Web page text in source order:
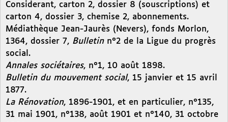
Considerant, carton 2, dossier 8 (souscriptions) et
carton 4, dossier 3, chemise 2, abonnements.
Médiathèque Jean-Jaurès (Nevers), fonds Morlon,
1364, dossier 7, Bulletin n°2 de la Ligue du progrès
social.
Annales sociétaires, n°1, 10 août 1898.
Bulletin du mouvement social, 15 janvier et 15 avril
1877.
La Rénovation, 1896-1901, et en particulier, n°135,
31 mai 1901, n°138, août 1901 et n°140, 31 octobre